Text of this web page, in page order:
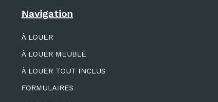
Navigation
À LOUER
À LOUER MEUBLÉ
À LOUER TOUT INCLUS
FORMULAIRES